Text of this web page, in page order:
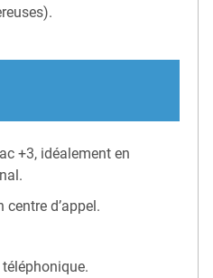
+3, idéalement en
centre d’appel.